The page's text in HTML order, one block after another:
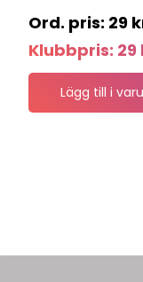
29
Klubbpris: 29
Lägg till i